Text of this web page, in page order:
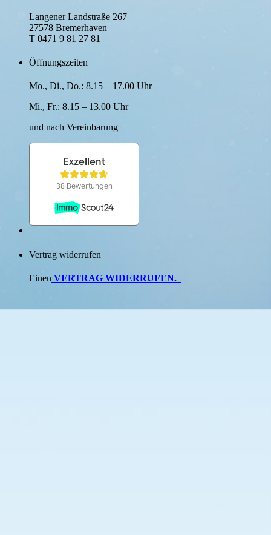
Langener Landstraße 267
27578 Bremerhaven
T 0471 9 81 27 81
Öffnungszeiten
Mo., Di., Do.: 8.15 – 17.00 Uhr
Mi., Fr.: 8.15 – 13.00 Uhr
und nach Verein­barung
Vertrag widerrufen
Einen VERTRAG WIDERRUFEN.